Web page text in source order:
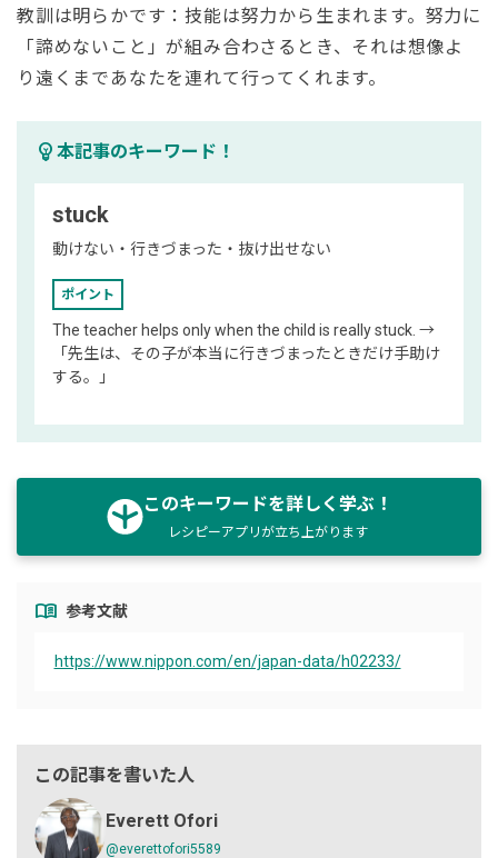
教訓は明らかです：技能は努力から生まれます。努力に
「諦めないこと」が組み合わさるとき、それは想像よ
り遠くまであなたを連れて行ってくれます。
emoji_objects 本記事のキーワード！
stuck
動けない・行きづまった・抜け出せない
ポイント
The teacher helps only when the child is really stuck. →
「先生は、その子が本当に行きづまったときだけ手助け
する。」
このキーワードを詳しく学ぶ！
レシピーアプリが立ち上がります
menu_book 参考文献
https://www.nippon.com/en/japan-data/h02233/
この記事を書いた人
Everett Ofori
@everettofori5589